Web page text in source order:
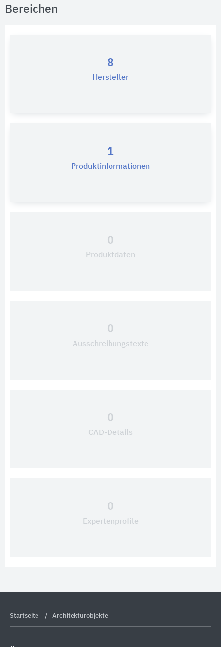
Bereichen
8
Hersteller
1
Produktinformationen
0
Produktdaten
0
Ausschreibungstexte
0
CAD-Details
0
Expertenprofile
Startseite Architekturobjekte